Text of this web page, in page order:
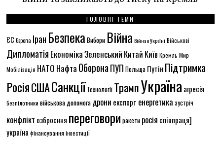
ГОЛОВНІ ТЕМИ
ЄС Європа Іран Безпека Вибори Війна Війна в Україні Військові
Дипломатія ЕкономікаЗеленський Китай Київ Кремль Мир
Мобілізація НАТО Нафта ОборонаПУП Польща ПутінПідтримка
РосіяСШАСанкціїТехнологіїТрампУкраїна агресія
безпілотники військова допомога дрони експорт енергетика зустріч
конфлікт озброєння переговори ракети росія співпраця]
україна фінансування інвестиції